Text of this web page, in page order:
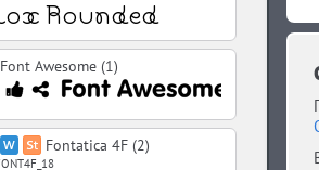
Font Awesome (1)
Fontatica 4F (2)